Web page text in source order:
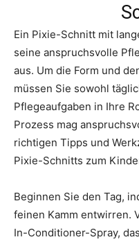
Ein Pixie-Schnitt mit
seine anspruchsvolle
aus. Um die Form und
müssen Sie sowohl
Pflegeaufgaben in Ihre
Prozess mag
richtigen Tipps und
Pixie-Schnitts zum
Beginnen Sie den Tag,
feinen Kamm entwirren.
In-Conditioner-Spray,